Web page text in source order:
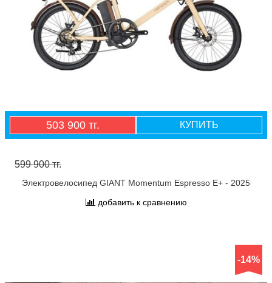
503 900 тг. КУПИТЬ
599 900 тг.
Электровелосипед GIANT Momentum Espresso E+ - 2025
добавить к сравнению
-14%